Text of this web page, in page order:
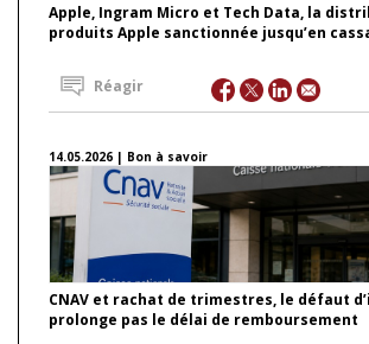
Apple, Ingram Micro et Tech Data, la
produits Apple sanctionnée jusqu’en
Réagir
14.05.2026 | Bon à savoir
CNAV et rachat de trimestres, le défaut
prolonge pas le délai de remboursement